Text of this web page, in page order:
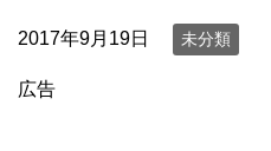
2017年9月19日 未分類
広告